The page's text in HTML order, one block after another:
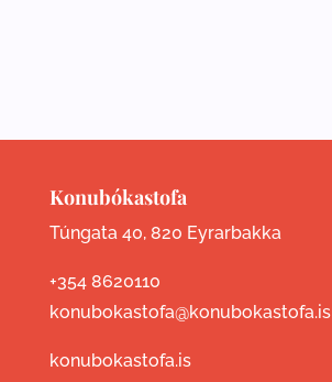
Konubókastofa
Túngata 40, 820 Eyrarbakka
+354 8620110
konubokastofa@konubokastofa.is
konubokastofa.is